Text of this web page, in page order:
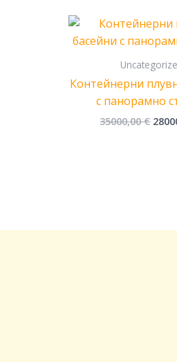
Контейнерни
с панорамно
35000,00€
price
was: